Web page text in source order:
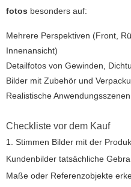
fotos besonders auf:
Mehrere Perspektiven (Front,
Innenansicht)
Detailfotos von Gewinden,
Bilder mit Zubehör und
Realistische
Checkliste vor dem Kauf
1. Stimmen Bilder mit der
Kundenbilder tatsächliche
Maße oder Referenzobjekte